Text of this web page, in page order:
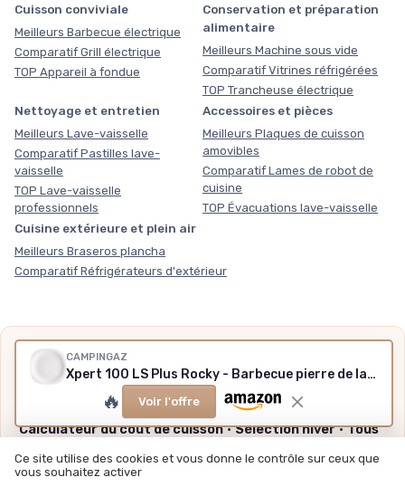
CAMPINGAZ
Xpert 100 LS Plus Rocky - Barbecue pierre de lave
🔥 Voir l'offre
Cuisson conviviale
Meilleurs Barbecue électrique
Comparatif Grill électrique
TOP Appareil à fondue
Conservation et préparation
alimentaire
Meilleurs Machine sous vide
Comparatif Vitrines réfrigérées
TOP Trancheuse électrique
Nettoyage et entretien
Meilleurs Lave-vaisselle
Comparatif Pastilles lave-
vaisselle
TOP Lave-vaisselle
professionnels
Accessoires et pièces
Meilleurs Plaques de cuisson
amovibles
Comparatif Lames de robot de
cuisine
TOP Évacuations lave-vaisselle
Cuisine extérieure et plein air
Meilleurs Braseros plancha
Comparatif Réfrigérateurs d'extérieur
Nos outils gratuits
Des chiffres plutôt que des impressions, sans inscription,
méthode et sources expliquées.
Calculateur du coût de cuisson·Sélection hiver·Tous
Ce site utilise des cookies et vous donne le contrôle sur ceux que
vous souhaitez activer